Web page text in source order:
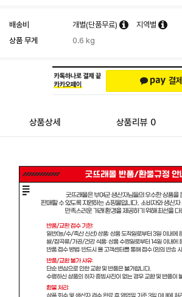
배송비 개별(단품무료)
지역별
상품 무게
0.6 kg
상품상세 상품리뷰 0